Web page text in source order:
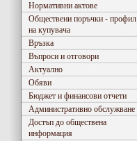
Нормативни актове
Обществени поръчки - профил
на купувача
Връзка
Въпроси и отговори
Актуално
Обяви
Бюджет и финансови отчети
Административно обслужване
Достъп до обществена
информация